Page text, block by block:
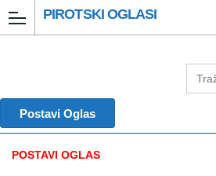
PIROTSKI OGLASI
Postavi Oglas
POSTAVI OGLAS